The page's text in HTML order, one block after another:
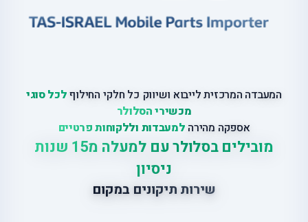
המעבדה המרכזית לייבוא ושיווק כל חלקי החילוףלכל סוגי
מכשירי הסלולר
אספקה מהירה למעבדות וללקוחות פרטיים
מובילים בסלולר עם למעלה מ15 שנות
ניסיון
שירות תיקונים במקום